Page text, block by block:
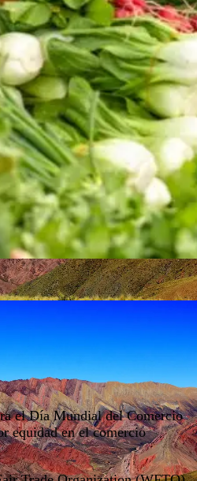
el Día Mundial del Comercio
equidad en el comercio